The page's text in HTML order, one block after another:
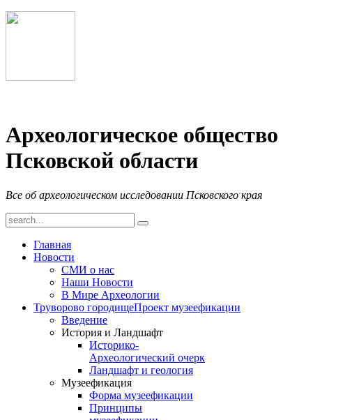
Археологическое общество
Псковской области
Все об археологическом исследовании Псковского края
Главная
Новости
СМИ о нас
Наши Новости
В Мире Археологии
Труворово городищеПроект музеефикации
Введение
История и Ландшафт
Историко-
Археологический очерк
Ландшафт и геология
Музеефикация
Форма музеефикации
Принципы